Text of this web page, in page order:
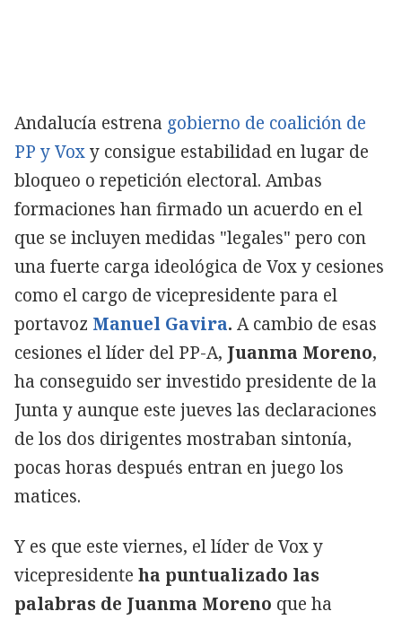
Andalucía estrena gobierno de coalición de
PP y Voxy consigue estabilidad en lugar de
bloqueo o repetición electoral. Ambas
formaciones han firmado un acuerdo en el
que se incluyen medidas "legales" pero con
una fuerte carga ideológica de Vox y cesiones
como el cargo de vicepresidente para el
portavoz Manuel Gavira. A cambio de esas
cesiones el líder del PP-A, Juanma Moreno,
ha conseguido ser investido presidente de la
Junta y aunque este jueves las declaraciones
de los dos dirigentes mostraban sintonía,
pocas horas después entran en juego los
matices.
Y es que este viernes, el líder de Vox y
vicepresidente ha puntualizado las
palabras de Juanma Moreno que ha